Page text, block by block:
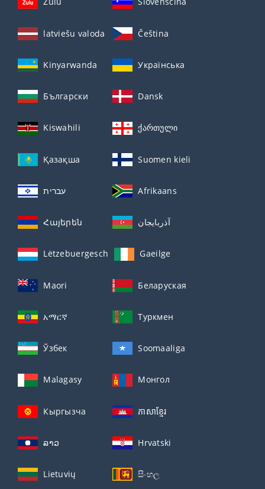
latviešu valoda Čeština
Kinyarwanda Українська
Български Dansk
Kiswahili ქართული
Қазақша Suomen kieli
עברית Afrikaans
Հայերեն آذربايجان
Lëtzebuergesch Gaeilge
Maori Беларуская
አማርኛ Туркмен
Ўзбек Soomaaliga
Malagasy Монгол
Кыргызча ភាសាខ្មែរ
ລາວ Hrvatski
Lietuvių සිංහල